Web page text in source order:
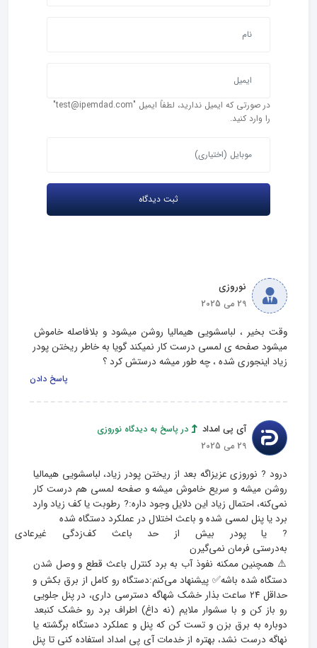
در صورتی که ایمیل ندارید، لطفاً ایمیل "test@ipemdad.com"
را وارد کنید.
نوروزی
29 می 2025
وقت بخیر ، لباسشویی هیمالیا روشن میشود و بلافاصله خاموش
میشود صفحه ی لمسی درست کار نمیکند گویا به خاطر ریختن پودر
زیاد اینجوری شده ، چه طور میشه درستش کرد ؟
پاسخ دادن
آی پی امداد
در پاسخ به دیدگاه نوروزی
29 می 2025
درود ? نوروزی عزیزاگه بعد از ریختن پودر زیاد، لباسشویی هیمالیا
روشن میشه و سریع خاموش میشه و صفحه لمسی هم درست کار
نمی‌کنه، احتمال زیاد این دلایل وجود داره:? رطوبت یا کف زیاد وارد
? یا پودر بیش از حد باعث
⚠️ همچنین ممکنه نفوذ آب به برد کنترل باعث قطع و وصل شدن
دستگاه شده باشه✅ پیشنهاد می‌کنم:دستگاه رو کامل از برق بکش و
حداقل ۲۴ ساعت بذار خشک شهاگه دسترسی داری، در پنل جلویی
رو باز کن و با سشوار ملایم (نه داغ) اطراف برد رو خشک کنبعد
دوباره به برق بزن و تست کن که پنل و عملکرد دستگاه برگشته یا
نهاگه درست نشد، بهتره از خدمات آی پی امداد استفاده کنی تا پنل